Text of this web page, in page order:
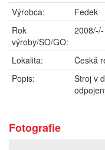
Výrobca:
Fedek
Rok
výroby/SO/GO:
2008/-/-
Lokalita:
Česká
Popis:
Stroj v
Fotografie